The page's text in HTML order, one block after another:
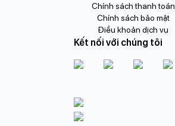
Chính sách thanh toán
Chính sách bảo mật
Điều khoản dịch vụ
Kết nối với chúng tôi